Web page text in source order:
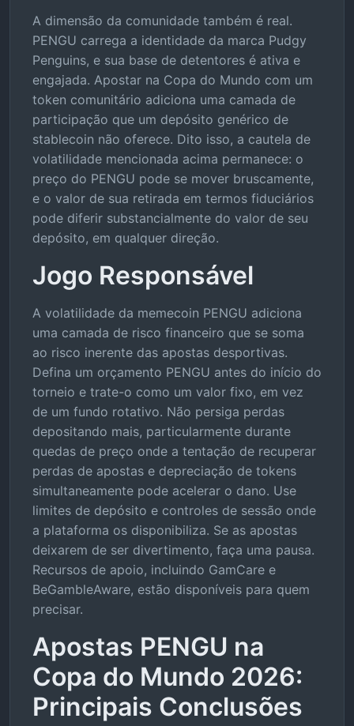
A dimensão da comunidade também é real.
PENGU carrega a identidade da marca Pudgy
Penguins, e sua base de detentores é ativa e
engajada. Apostar na Copa do Mundo com um
token comunitário adiciona uma camada de
participação que um depósito genérico de
stablecoin não oferece. Dito isso, a cautela de
volatilidade mencionada acima permanece: o
preço do PENGU pode se mover bruscamente,
e o valor de sua retirada em termos fiduciários
pode diferir substancialmente do valor de seu
depósito, em qualquer direção.
Jogo Responsável
A volatilidade da memecoin PENGU adiciona
uma camada de risco financeiro que se soma
ao risco inerente das apostas desportivas.
Defina um orçamento PENGU antes do início do
torneio e trate-o como um valor fixo, em vez
de um fundo rotativo. Não persiga perdas
depositando mais, particularmente durante
quedas de preço onde a tentação de recuperar
perdas de apostas e depreciação de tokens
simultaneamente pode acelerar o dano. Use
limites de depósito e controles de sessão onde
a plataforma os disponibiliza. Se as apostas
deixarem de ser divertimento, faça uma pausa.
Recursos de apoio, incluindo GamCare e
BeGambleAware, estão disponíveis para quem
precisar.
Apostas PENGU na
Copa do Mundo 2026:
Principais Conclusões